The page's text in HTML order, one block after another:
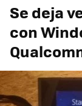
Se deja
con